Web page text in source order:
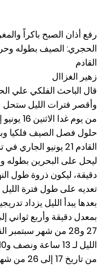
رفع أذان الصبح باكراً
الحجري: الصيف بطوله
القادم
زهير الغزاال
قال الباحث الفلكي علي
وأقصر فترات الليل ستحل
حلول فصل الصيف فلكيا
بعدها يبدأ الليل يزداد
بمعدل دقيقة وأربع ثواني
27 و28 من شهر
من تاريخ 17 إلى 26 من شهر ديسمبر القادم.